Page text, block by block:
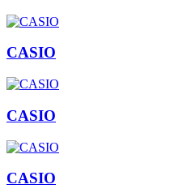
CASIO
CASIO
CASIO